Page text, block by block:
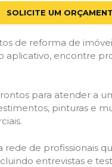
SOLICITE UM
de reforma de
aplicativo, encontre
para atender a
pinturas e
de profissionais
entrevistas e